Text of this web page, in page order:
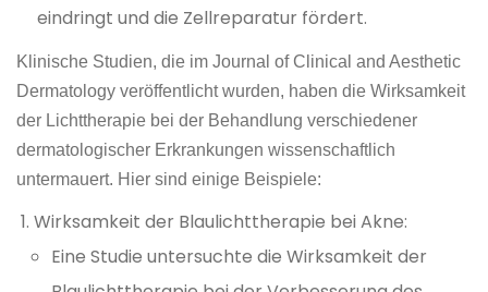
eindringt und die Zellreparatur fördert.
Klinische Studien, die im Journal of Clinical and Aesthetic
Dermatology veröffentlicht wurden, haben die Wirksamkeit
der Lichttherapie bei der Behandlung verschiedener
dermatologischer Erkrankungen wissenschaftlich
untermauert. Hier sind einige Beispiele:
Wirksamkeit der Blaulichttherapie bei Akne:
Eine Studie untersuchte die Wirksamkeit der